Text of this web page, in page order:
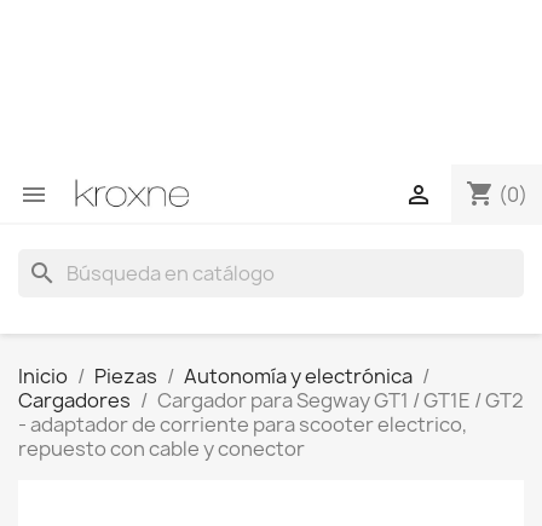
 shopping_cart (0)

search
Inicio Piezas
Autonomía y electrónica
Cargadores
Cargador para Segway GT1 / GT1E / GT2
- adaptador de corriente para scooter electrico,
repuesto con cable y conector